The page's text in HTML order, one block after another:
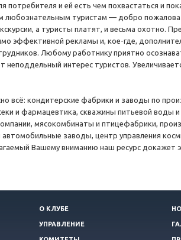
и ей есть чем похвастаться и
любознательным туристам — добро
а туристы платят, и весьма охотно.
эффективной рекламы и, кое-где,
Любому работнику приятно
неподдельный интерес туристов.
всё: кондитерские фабрики и заводы по
и фармацевтика, скважины питьевой воды
мясокомбинаты и птицефабрики,
автомобильные заводы, центр управления
Вашему вниманию наш ресурс докажет
О КЛУБЕ
УПРАВЛЕНИЕ